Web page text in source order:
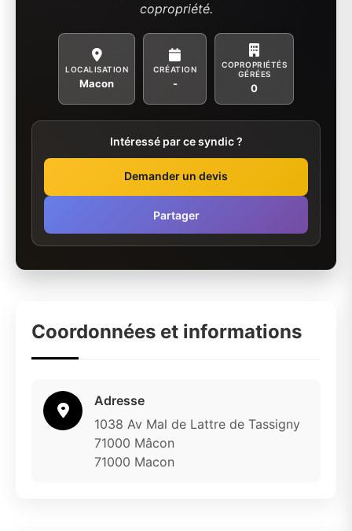
copropriété.
LOCALISATION
Macon
CRÉATION
-
COPROPRIÉTÉS
GÉRÉES
0
Intéressé par ce syndic ?
Demander un devis
Partager
Coordonnées et informations
Adresse
1038 Av Mal de Lattre de Tassigny
71000 Mâcon
71000 Macon